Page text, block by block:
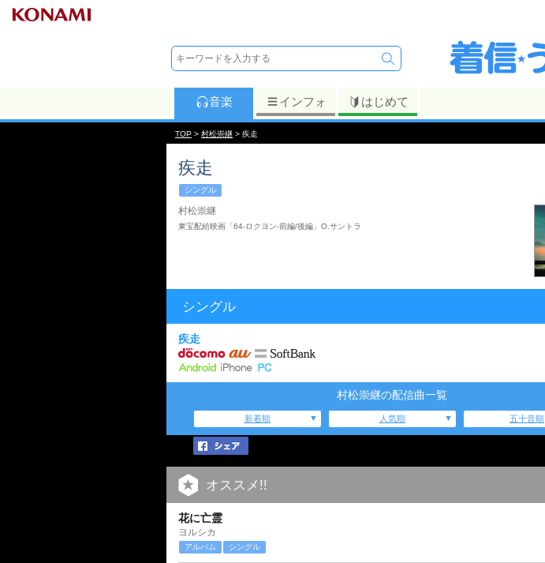
音楽 インフォ はじめて
TOP > 村松崇継 > 疾走
疾走
シングル
村松崇継
東宝配給映画「64-ロクヨン-前編/後編」O.サントラ
シングル
疾走
村松崇継の配信曲一覧
新着順 人気順 五十音順
オススメ!!
花に亡霊
ヨルシカ
アルバム シングル